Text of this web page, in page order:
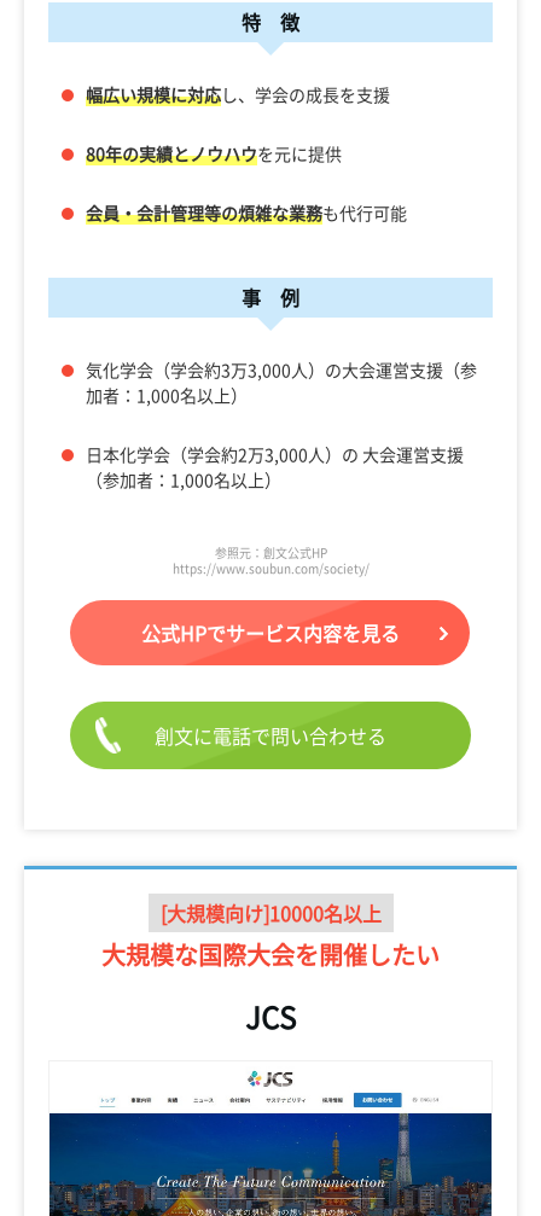
特 徴
幅広い規模に対応し、学会の成長を支援
80年の実績とノウハウを元に提供
会員・会計管理等の煩雑な業務も代行可能
事 例
気化学会（学会約3万3,000人）の大会運営支援（参
加者：1,000名以上）
日本化学会（学会約2万3,000人）の 大会運営支援
（参加者：1,000名以上）
参照元：創文公式HP
https://www.soubun.com/society/
公式HPでサービス内容を見る
創文に電話で問い合わせる
[大規模向け]10000名以上
大規模な国際大会を開催したい
JCS